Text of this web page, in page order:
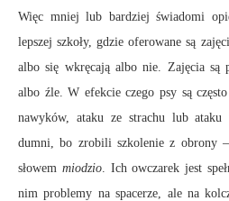
Więc mniej lub bardziej świadomi
lepszej szkoły, gdzie oferowane są
albo się wkręcają albo nie. Zajęcia są
albo źle. W efekcie czego psy są
nawyków, ataku ze strachu lub ataku
dumni, bo zrobili szkolenie z obrony
słowem miodzio. Ich owczarek jest
nim problemy na spacerze, ale na